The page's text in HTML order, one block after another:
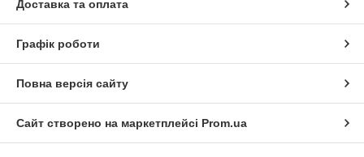
Доставка та оплата
Графік роботи
Повна версія сайту
Сайт створено на маркетплейсі Prom.ua